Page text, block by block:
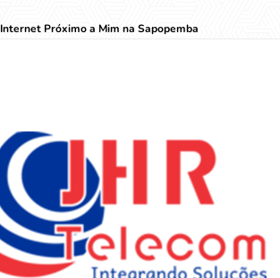
Internet Próximo a Mim na Sapopemba